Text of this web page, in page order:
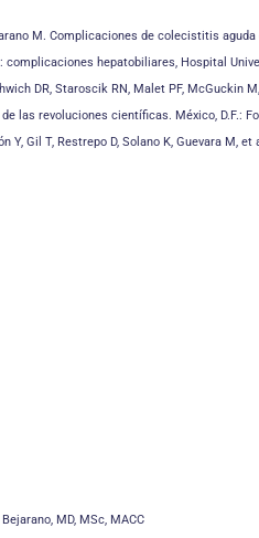
M. Complicaciones de colecistitis
hepatobiliares, Hospital
DR, Staroscik RN, Malet PF,
las revoluciones científicas. México, D.F.:
Y, Gil T, Restrepo D, Solano K, Guevara M,
MD, MSc, MACC